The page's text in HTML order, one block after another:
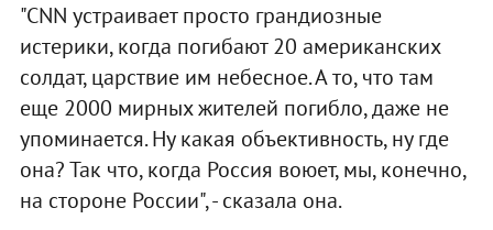
"СNN устраивает просто грандиозные
истерики, когда погибают 20 американских
солдат, царствие им небесное. А то, что там
еще 2000 мирных жителей погибло, даже не
упоминается. Ну какая объективность, ну где
она? Так что, когда Россия воюет, мы, конечно,
на стороне России", - сказала она.